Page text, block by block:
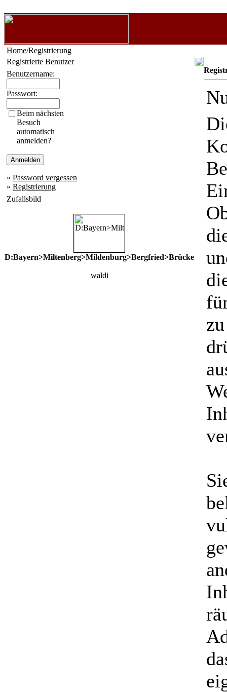
Home/Registrierung
Registrierte Benutzer
Benutzername:
Passwort:
Beim nächsten
Besuch
automatisch
anmelden?
» Password vergessen
» Registrierung
Zufallsbild
D:Bayern>Miltenberg>Mildenburg>Bergfried>Brücke
waldi